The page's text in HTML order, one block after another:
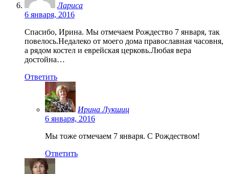
Лариса
6 января, 2016
Спасибо, Ирина. Мы отмечаем Рождество 7 января, так
повелось.Недалеко от моего дома православная часовня,
а рядом костел и еврейская церковь.Любая вера
достойна…
Ответить
Ирина Лукшиц
6 января, 2016
Мы тоже отмечаем 7 января. С Рождеством!
Ответить